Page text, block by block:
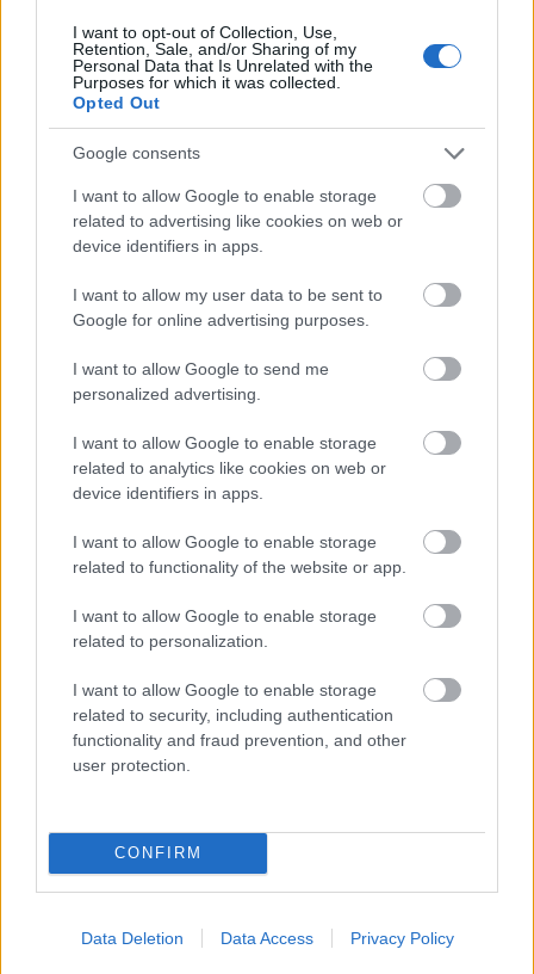
I want to opt-out of Collection, Use,
Retention, Sale, and/or Sharing of my
Personal Data that Is Unrelated with the
Purposes for which it was collected.
Opted Out
Google consents
I want to allow Google to enable storage
related to advertising like cookies on web or
device identifiers in apps.
I want to allow my user data to be sent to
Google for online advertising purposes.
I want to allow Google to send me
personalized advertising.
I want to allow Google to enable storage
related to analytics like cookies on web or
device identifiers in apps.
I want to allow Google to enable storage
related to functionality of the website or app.
I want to allow Google to enable storage
related to personalization.
I want to allow Google to enable storage
related to security, including authentication
functionality and fraud prevention, and other
user protection.
CONFIRM
Data Deletion Data Access Privacy Policy
alaposan utánanézni, hogy milyen
szűrővizsgálatokat javasolnak az orvosok a
különböző korcsoportoknak és nemeknek, és persze
óvatosan puhatolózni az illetőnél vagy
Nem szabad persze elfelejtenünk, hogy a
szűrővizsgálat érzékeny téma lehet, és nem
egészségéért, így fontos, hogyan adjuk át az
ajándékot: érdemes hangsúlyozni, hogy nem arról
van szó, hogy valamit rosszul csinál, vagy valami baj
van, hanem hogy szeretnénk, hogy hosszú ideig,
elmondhatjuk, hogy szeretnénk, ha a Mama még
sokszor megcsinálná ezt a halászlét (amit persze
csakis úgy lehet, ahogy ő csinálja, a többi legfeljebb
„halleves“), hogy a Papa még sok évig
ügyetlenkedhessen a csillagszóróval, Apa még
Anya izgulhasson, hogy mindenkinek tetszik-e az
ajándék, a gyerekek fent lehessenek későig az új
szerzeményeikkel — mert a karácsony igazából erről
szól: az együttlétről, az egymásra figyelésről.
Megosztás
Itt állíthatod be
keresőben könnyebben megtaláld a
glamour.hu cikkeit